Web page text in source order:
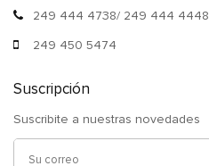
249 444 4738/ 249 444 4448
249 450 5474
Suscripción
Suscribite a nuestras novedades